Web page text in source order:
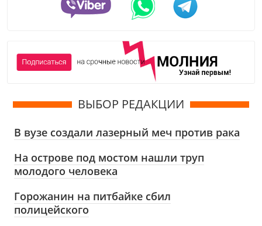
ВЫБОР РЕДАКЦИИ
В вузе создали лазерный меч против рака
На острове под мостом нашли труп
молодого человека
Горожанин на питбайке сбил
полицейского